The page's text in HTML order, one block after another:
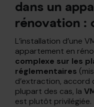
dans un
rénovation :
L’installation d’une
appartement en
complexe sur les
réglementaires
d’extraction, accord
plupart des cas, la
est plutôt privilégiée.